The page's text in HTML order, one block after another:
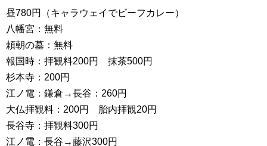
昼780円（キャラウェイでビーフカレー）
八幡宮：無料
頼朝の墓：無料
報国時：拝観料200円 抹茶500円
杉本寺：200円
江ノ電：鎌倉→長谷：260円
大仏拝観料：200円 胎内拝観20円
長谷寺：拝観料300円
江ノ電：長谷→藤沢300円